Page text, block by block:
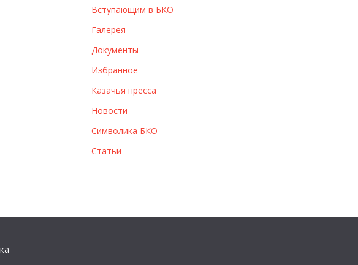
Вступающим в БКО
Галерея
Документы
Избранное
Казачья пресса
Новости
Символика БКО
Статьи